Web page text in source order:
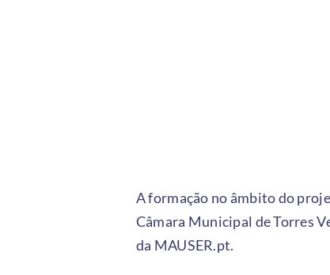
A formação no âmbito do
Câmara Municipal de Torres
da MAUSER.pt.